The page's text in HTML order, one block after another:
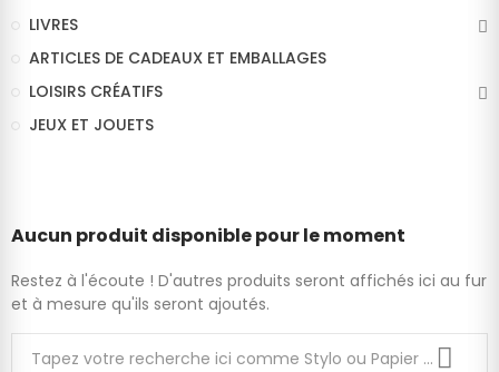
Aucun produit disponible pour le moment
Restez à l'écoute ! D'autres produits seront affichés ici au fur
et à mesure qu'ils seront ajoutés.
LIVRES
ARTICLES DE CADEAUX ET EMBALLAGES
LOISIRS CRÉATIFS
JEUX ET JOUETS